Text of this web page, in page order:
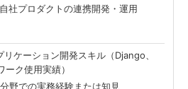
社プロダクトの連携開発・運用
ケーション開発スキル（Django、
ク使用実績）
野での実務経験または知見